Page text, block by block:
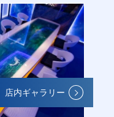
店内ギャラリー